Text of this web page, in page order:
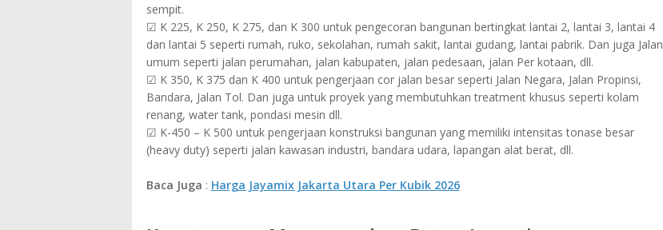
sempit.
☑ K 225, K 250, K 275, dan K 300 untuk pengecoran bangunan bertingkat lantai 2, lantai 3, lantai 4
dan lantai 5 seperti rumah, ruko, sekolahan, rumah sakit, lantai gudang, lantai pabrik. Dan juga Jalan
umum seperti jalan perumahan, jalan kabupaten, jalan pedesaan, jalan Per kotaan, dll.
☑ K 350, K 375 dan K 400 untuk pengerjaan cor jalan besar seperti Jalan Negara, Jalan Propinsi,
Bandara, Jalan Tol. Dan juga untuk proyek yang membutuhkan treatment khusus seperti kolam
renang, water tank, pondasi mesin dll.
☑ K-450 – K 500 untuk pengerjaan konstruksi bangunan yang memiliki intensitas tonase besar
(heavy duty) seperti jalan kawasan industri, bandara udara, lapangan alat berat, dll.
Baca Juga : Harga Jayamix Jakarta Utara Per Kubik 2026